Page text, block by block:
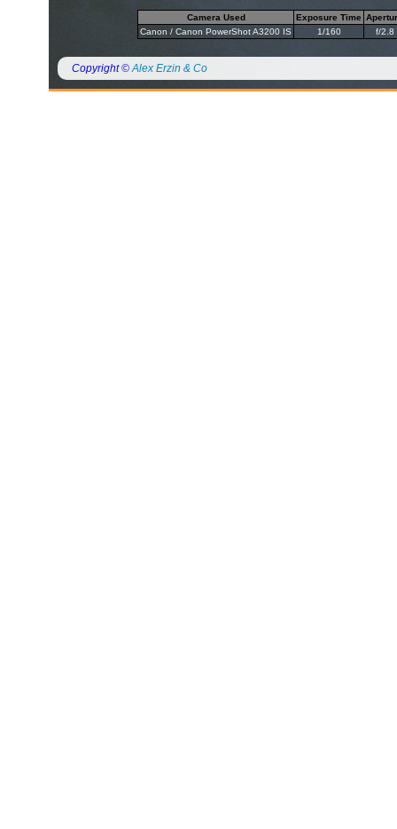
Camera Used Exposure Time
Canon / Canon PowerShot A3200 IS
1/160 f/2.8
Copyright ©Alex Erzin & Co